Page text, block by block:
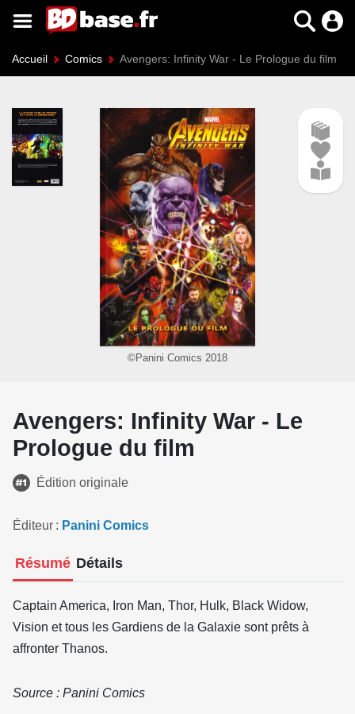
Accueil Comics Avengers: Infinity War - Le Prologue du film
©Panini Comics 2018
Avengers: Infinity War - Le
Prologue du film
Édition originale
Éditeur Panini Comics
Résumé Détails
Captain America, Iron Man, Thor, Hulk, Black Widow,
Vision et tous les Gardiens de la Galaxie sont prêts à
affronter Thanos.
Source : Panini Comics